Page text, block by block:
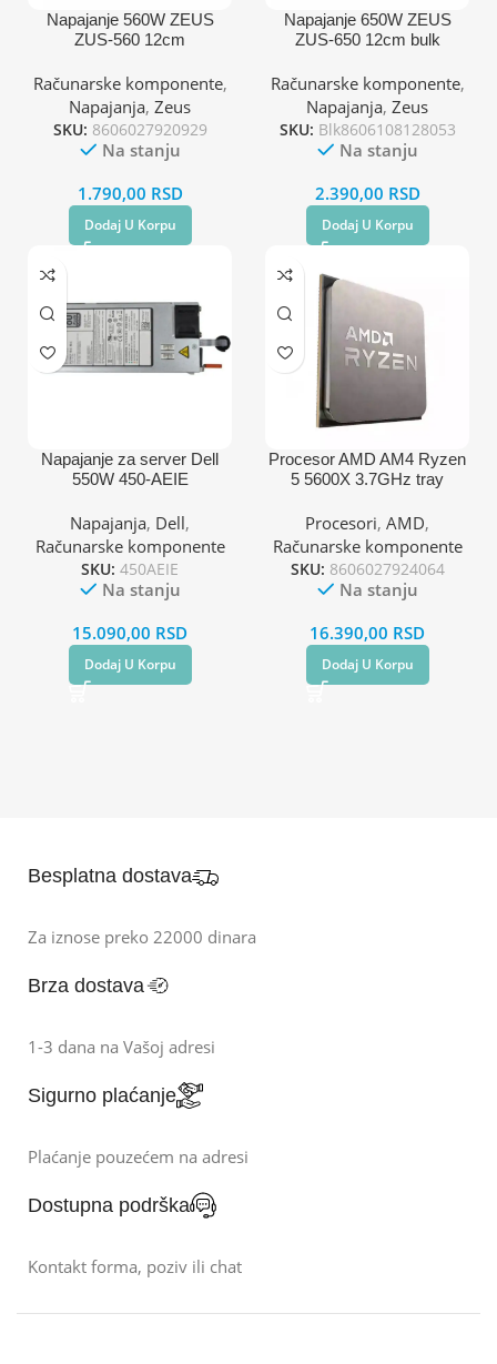
Napajanje 560W ZEUS
ZUS-560 12cm
Računarske komponente,
Napajanja, Zeus
SKU: 8606027920929
Na stanju
1.790,00 RSD
Dodaj U Korpu
Napajanje 650W ZEUS
ZUS-650 12cm bulk
Računarske komponente,
Napajanja, Zeus
SKU: Blk8606108128053
Na stanju
2.390,00 RSD
Dodaj U Korpu
Napajanje za server Dell
550W 450-AEIE
Napajanja, Dell,
Računarske komponente
SKU: 450AEIE
Na stanju
15.090,00 RSD
Dodaj U Korpu
Procesor AMD AM4 Ryzen
5 5600X 3.7GHz tray
Procesori, AMD,
Računarske komponente
SKU: 8606027924064
Na stanju
16.390,00 RSD
Dodaj U Korpu
Besplatna dostava
Za iznose preko 22000 dinara
Brza dostava
1-3 dana na Vašoj adresi
Sigurno plaćanje
Plaćanje pouzećem na adresi
Dostupna podrška
Kontakt forma, poziv ili chat